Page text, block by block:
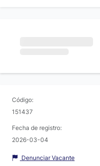
Código:
151437
Fecha de registro:
2026-03-04
Denunciar Vacante